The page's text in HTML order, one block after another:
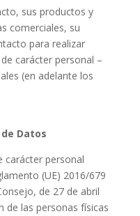
sus productos y
comerciales, su
para realizar
carácter personal –
(en adelante los
Datos
carácter personal
(UE) 2016/679
de 27 de abril
de las personas físicas